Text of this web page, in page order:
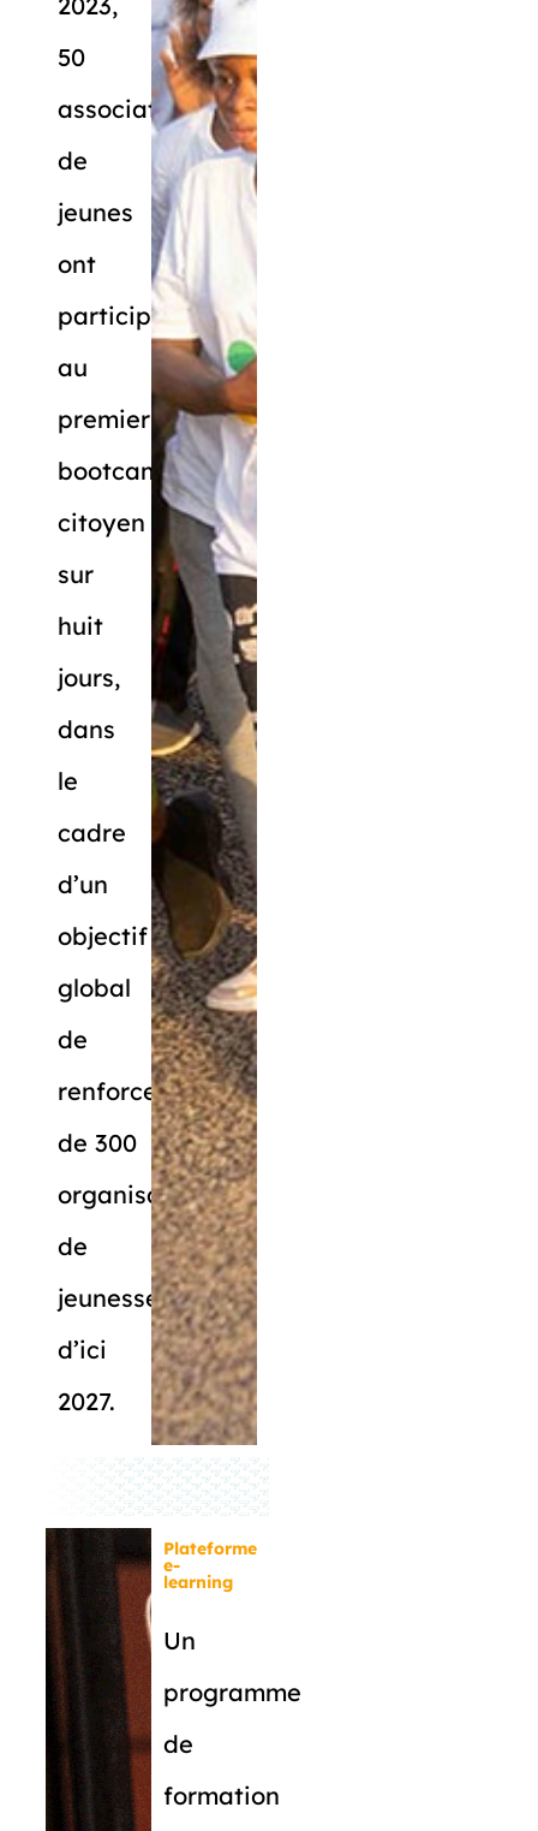
50
associations
de
jeunes
ont
participé
au
premier
bootcamp
citoyen
sur
huit
jours,
dans
le
cadre
d’un
objectif
global
de
renforcement
de 300
organisations
de
jeunesse
d’ici
2027.
Plateforme
e-
learning
Un
programme
de
formation